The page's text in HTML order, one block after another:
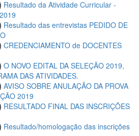
Resultado da Atividade Curricular -
Resultado das entrevistas PEDIDO DE
CREDENCIAMENTO de DOCENTES
O NOVO EDITAL DA SELEÇÃO 2019,
DAS ATIVIDADES.
AVISO SOBRE ANULAÇÃO DA PROVA
2019
RESULTADO FINAL DAS INSCRIÇÕES
Resultado/homologação das inscrições